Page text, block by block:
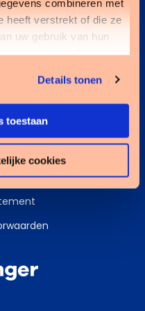
combineren met
heeft verstrekt of die ze
uw gebruik van hun
cookies als u onze
Details tonen
toestaan
cookies